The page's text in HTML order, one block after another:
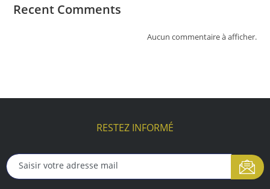
Recent Comments
Aucun commentaire à afficher.
RESTEZ INFORMÉ